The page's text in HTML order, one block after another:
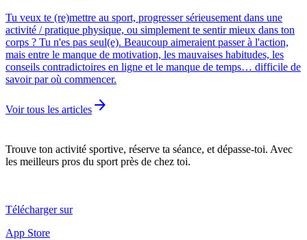
Tu veux te (re)mettre au sport, progresser sérieusement dans une
activité / pratique physique, ou simplement te sentir mieux dans ton
corps ? Tu n'es pas seul(e). Beaucoup aimeraient passer à l'action,
mais entre le manque de motivation, les mauvaises habitudes, les
conseils contradictoires en ligne et le manque de temps… difficile de
savoir par où commencer.
Voir tous les articles arrow_forward
Trouve ton activité sportive, réserve ta séance, et dépasse-toi. Avec
les meilleurs pros du sport près de chez toi.
Télécharger sur
App Store